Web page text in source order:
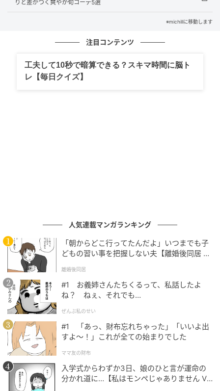
￥1,990（税込）
透け感のあるレース柄が軽やかな印象を演出するレー
スリボンカーディガン。抜け感のあるネックラインで
顔まわりをすっきり見せてくれます。短めの丈感でバ
ランスが取りやすく、さっと羽織るだけでこなれたス
タイリングが楽しめます。
ふんわりシルエットが可愛い♡バルーンスリ
ーブチュニック
りと差がつく爽やか旬コーデ5選
※michillに移動します
注目コンテンツ
工夫して10秒で暗算できる？スキマ時間に脳ト
レ【毎日クイズ】
人気連載マンガランキング
「朝からどこ行ってたんだよ」いつまでも子
どもの習い事を把握しない夫【離婚後同居 Vo
離婚後同居
#1 お義姉さんたちくるって、私話したよ
ね？ ねぇ、それでも…
ぜんぶ私のせい
#1 「あっ、財布忘れちゃった」「いいよ出
すよ〜！」これが全ての始まりでした
ママ友の財布
入学式からわずか3日、娘のひと言が運命の
分かれ道に…【私はモンペじゃありません Vo